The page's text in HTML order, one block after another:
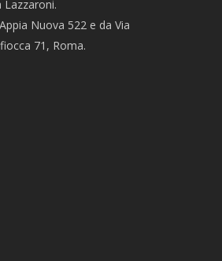
Lazzaroni.
Nuova 522 e da Via
71, Roma.